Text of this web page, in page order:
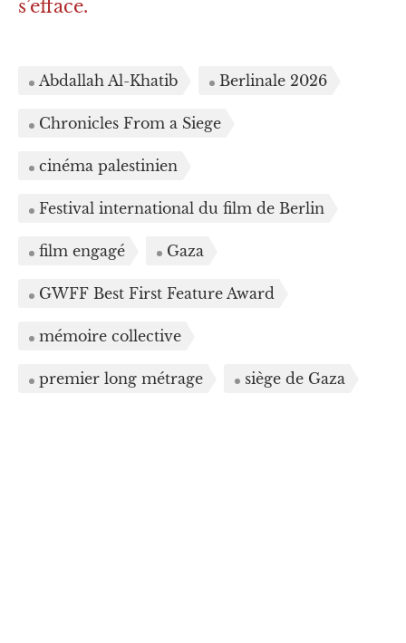
s’efface.
Abdallah Al-Khatib Berlinale 2026
Chronicles From a Siege
cinéma palestinien
Festival international du film de Berlin
film engagé Gaza
GWFF Best First Feature Award
mémoire collective
premier long métrage siège de Gaza